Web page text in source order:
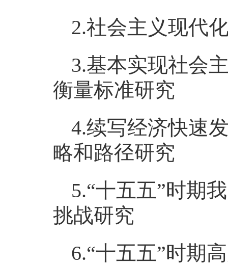
2.社会主义现代
3.基本实现社会
衡量标准研究
4.续写经济快速
略和路径研究
5.“十五五”时期
挑战研究
6.“十五五”时期